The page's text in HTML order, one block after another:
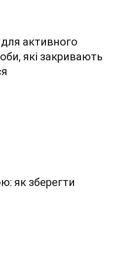
для активного
які закривають
як зберегти